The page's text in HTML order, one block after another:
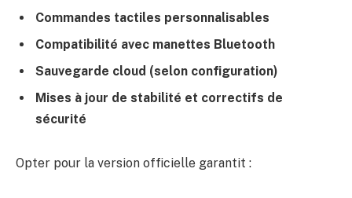
Commandes tactiles personnalisables
Compatibilité avec manettes Bluetooth
Sauvegarde cloud (selon configuration)
Mises à jour de stabilité et correctifs de
sécurité
Opter pour la version officielle garantit :